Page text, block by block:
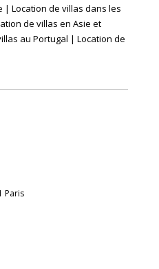
| Location de villas dans les
de villas en Asie et
au Portugal | Location de
Paris